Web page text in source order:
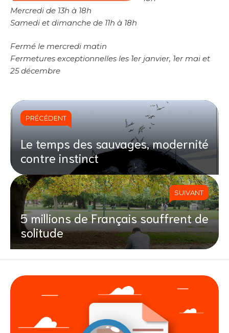
Mercredi de 13h à 18h
Samedi et dimanche de 11h à 18h
Fermé le mercredi matin
Fermetures exceptionnelles les 1er janvier, 1er mai et
25 décembre
PRÉCÉDENT
Le temps des sauvages, modernité
contre instinct
SUIVANT
5 millions de Français souffrent de
solitude